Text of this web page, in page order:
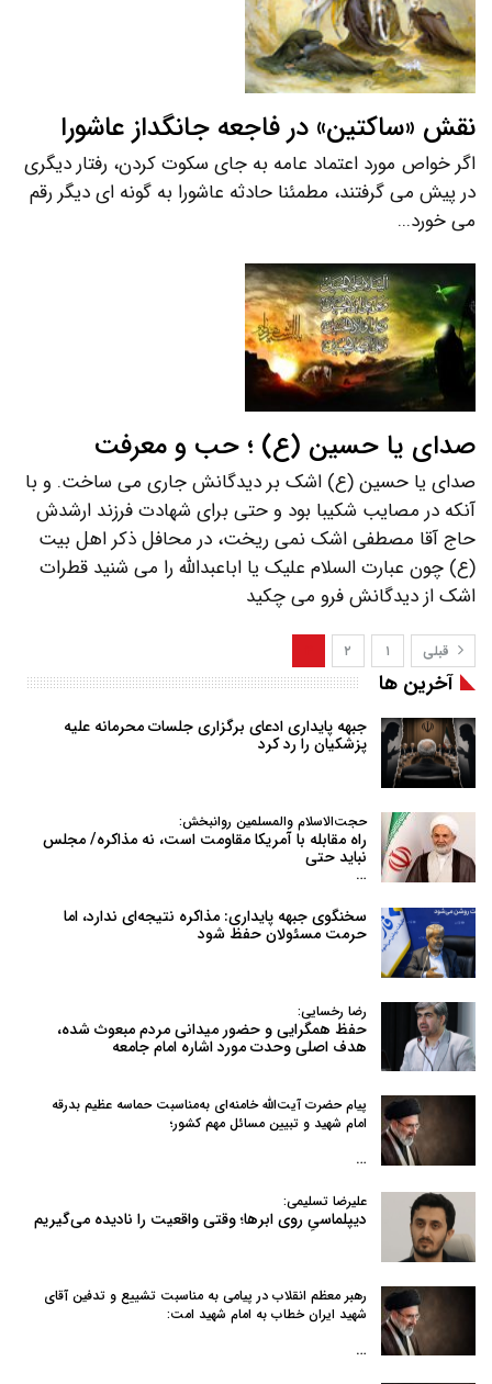
نقش «ساکتین» در فاجعه جانگداز عاشورا
اگر خواص مورد اعتماد عامه به جای سکوت کردن، رفتار دیگری
در پیش می گرفتند، مطمئنا حادثه عاشورا به گونه ای دیگر رقم
می خورد...
صدای یا حسین (ع) ؛ حب و معرفت
صدای یا حسین (ع) اشک بر دیدگانش جاری می ساخت. و با
آنکه در مصایب شکیبا بود و حتی برای شهادت فرزند ارشدش
حاج آقا مصطفی اشک نمی ریخت، در محافل ذکر اهل بیت
(ع) چون عبارت السلام علیک یا اباعبدالله را می شنید قطرات
اشک از دیدگانش فرو می چکید
قبلی ۱ ۲
آخرین ها
جبهه پایداری ادعای برگزاری جلسات محرمانه علیه
پزشکیان را رد کرد
حجت‌الاسلام والمسلمین روانبخش:
راه مقابله با آمریکا مقاومت است، نه مذاکره/ مجلس
نباید حتی
…
سخنگوی جبهه پایداری: مذاکره نتیجه‌ای ندارد، اما
حرمت مسئولان حفظ شود
رضا رخسایی:
حفظ همگرایی و حضور میدانی مردم مبعوث شده،
هدف اصلی وحدت مورد اشاره امام جامعه
پیام حضرت آیت‌الله خامنه‌ای به‌مناسبت حماسه عظیم بدرقه
امام شهید و تبیین مسائل مهم کشور؛
…
علیرضا تسلیمی:
دیپلماسیِ روی ابرها؛ وقتی واقعیت را نادیده می‌گیریم
رهبر معظم انقلاب در پیامی به‌ مناسبت تشییع و تدفین آقای
شهید ایران خطاب به امام شهید امت:
…